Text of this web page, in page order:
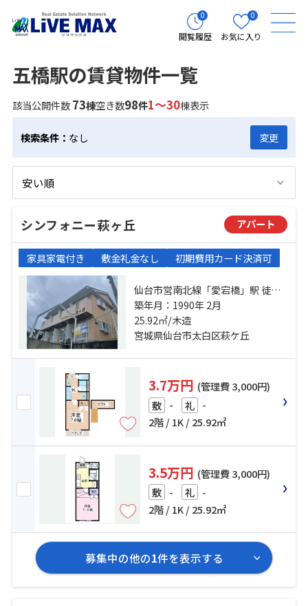
0
閲覧履歴
0
お気に入り
五橋駅の賃貸物件一覧
該当公開件数73棟空き数98件1～30棟表示
検索条件： なし 変更
シンフォニー萩ヶ丘 アパート
家具家電付き 敷金礼金なし 初期費用カード決済可
仙台市営南北線「愛宕橋」駅 徒歩
20分 仙台市営南北線「五橋」駅 徒
歩25分 愛宕中学校前バス停下車
徒歩2分
築年月：1990年 2月
25.92㎡/木造
宮城県仙台市太白区萩ケ丘
3.7万円 (管理費 3,000円)
敷 - 礼 -
2階 / 1K / 25.92㎡
3.5万円 (管理費 3,000円)
敷 - 礼 -
2階 / 1K / 25.92㎡
募集中の他の1件を表示する